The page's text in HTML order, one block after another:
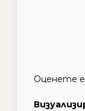
Оценете